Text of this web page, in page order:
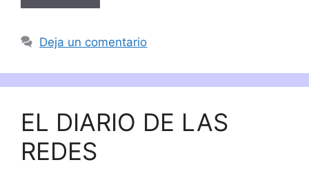
Deja un comentario
EL DIARIO DE LAS
REDES